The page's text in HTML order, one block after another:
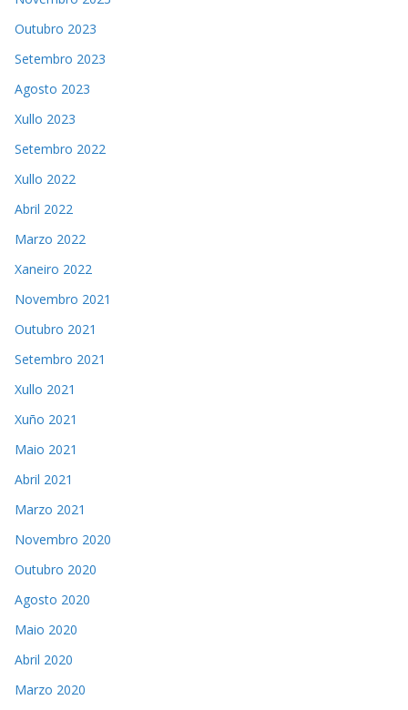
Outubro 2023
Setembro 2023
Agosto 2023
Xullo 2023
Setembro 2022
Xullo 2022
Abril 2022
Marzo 2022
Xaneiro 2022
Novembro 2021
Outubro 2021
Setembro 2021
Xullo 2021
Xuño 2021
Maio 2021
Abril 2021
Marzo 2021
Novembro 2020
Outubro 2020
Agosto 2020
Maio 2020
Abril 2020
Marzo 2020